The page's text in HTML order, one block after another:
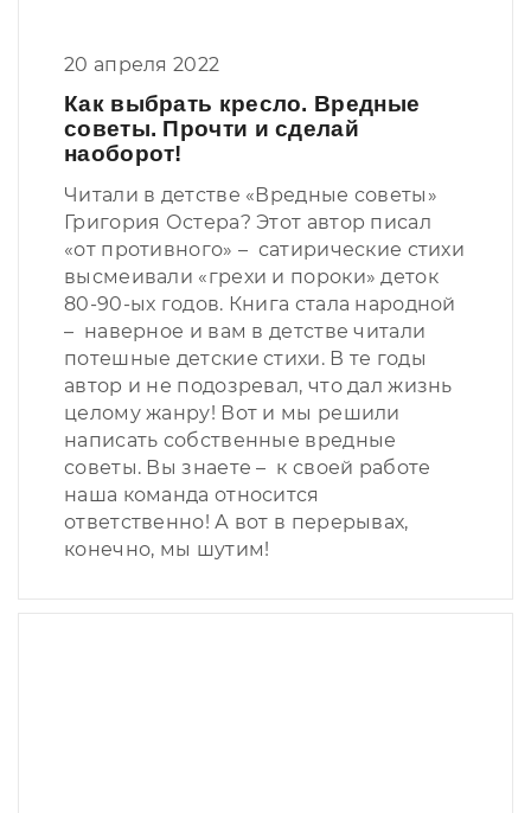
20 апреля 2022
Как выбрать кресло. Вредные
советы. Прочти и сделай
наоборот!
Читали в детстве «Вредные советы»
Григория Остера? Этот автор писал
«от противного» – сатирические стихи
высмеивали «грехи и пороки» деток
80-90-ых годов. Книга стала народной
– наверное и вам в детстве читали
потешные детские стихи. В те годы
автор и не подозревал, что дал жизнь
целому жанру! Вот и мы решили
написать собственные вредные
советы. Вы знаете – к своей работе
наша команда относится
ответственно! А вот в перерывах,
конечно, мы шутим!